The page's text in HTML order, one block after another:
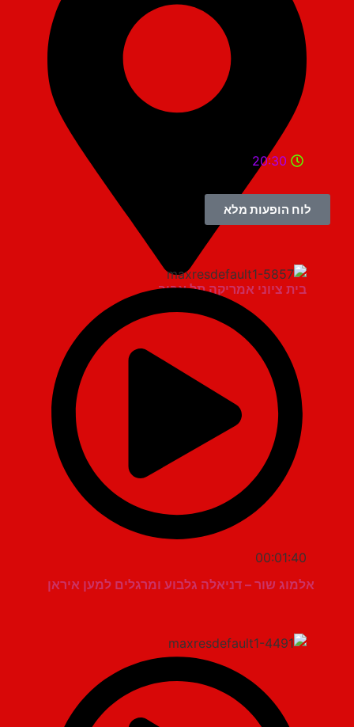
בית ציוני אמריקה תל אביב
20:30
לוח הופעות מלא
00:01:40
אלמוג שור – דניאלה גלבוע ומרגלים למען איראן